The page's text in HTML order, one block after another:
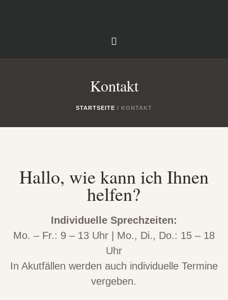
Kontakt
STARTSEITE / KONTAKT
Hallo, wie kann ich Ihnen
helfen?
Individuelle Sprechzeiten:
Mo. – Fr.: 9 – 13 Uhr | Mo., Di., Do.: 15 – 18
Uhr
In Akutfällen werden auch individuelle Termine
vergeben.